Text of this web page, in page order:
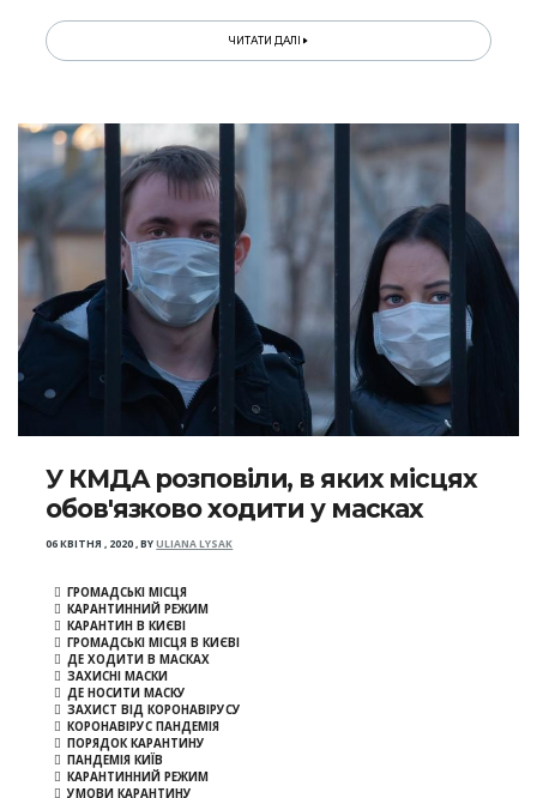
ЧИТАТИ ДАЛІ
У КМДА розповіли, в яких місцях
обов'язково ходити у масках
06 КВІТНЯ , 2020,BYULIANA LYSAK
ГРОМАДСЬКІ МІСЦЯ
КАРАНТИННИЙ РЕЖИМ
КАРАНТИН В КИЄВІ
ГРОМАДСЬКІ МІСЦЯ В КИЄВІ
ДЕ ХОДИТИ В МАСКАХ
ЗАХИСНІ МАСКИ
ДЕ НОСИТИ МАСКУ
ЗАХИСТ ВІД КОРОНАВІРУСУ
КОРОНАВІРУС ПАНДЕМІЯ
ПОРЯДОК КАРАНТИНУ
ПАНДЕМІЯ КИЇВ
КАРАНТИННИЙ РЕЖИМ
УМОВИ КАРАНТИНУ